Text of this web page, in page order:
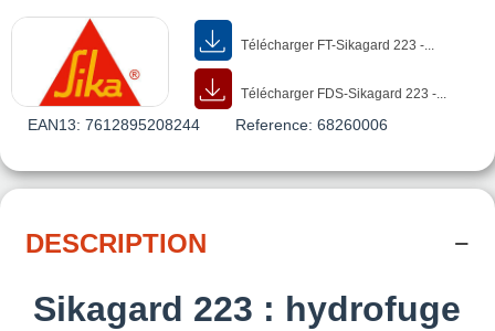
Télécharger FT-Sikagard 223 -...
Télécharger FDS-Sikagard 223 -...
EAN13: 7612895208244 Reference: 68260006
DESCRIPTION
Sikagard 223 : hydrofuge